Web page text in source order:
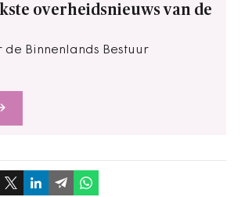
overheidsnieuws van de
de Binnenlands Bestuur